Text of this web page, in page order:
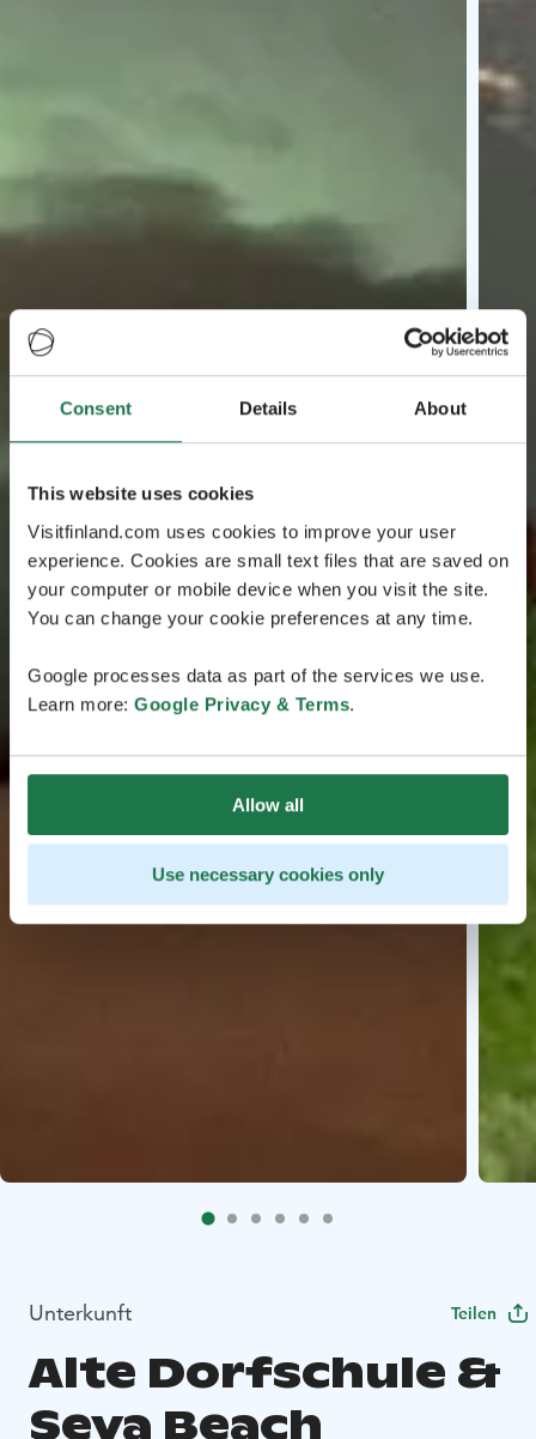
Consent Details About
This website uses cookies
Visitfinland.com uses cookies to improve your user
experience. Cookies are small text files that are saved on
your computer or mobile device when you visit the site.
You can change your cookie preferences at any time.
Google processes data as part of the services we use.
Learn more: Google Privacy & Terms.
Allow all
Use necessary cookies only
Unterkunft Teilen
Alte Dorfschule &
Seva Beach